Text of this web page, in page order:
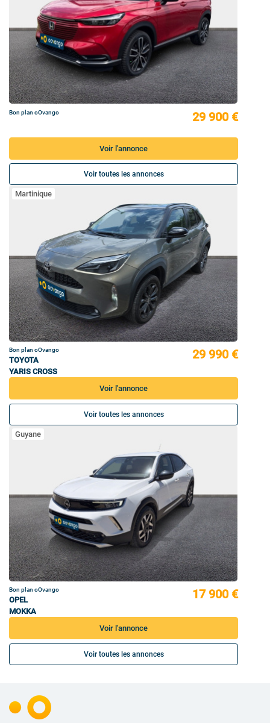
Bon plan oOvango 29 900 €
Voir l'annonce
Voir toutes les annonces
Martinique
Bon plan oOvango
TOYOTA
YARIS CROSS
29 990 €
Voir l'annonce
Voir toutes les annonces
Guyane
Bon plan oOvango
OPEL
MOKKA
17 900 €
Voir l'annonce
Voir toutes les annonces